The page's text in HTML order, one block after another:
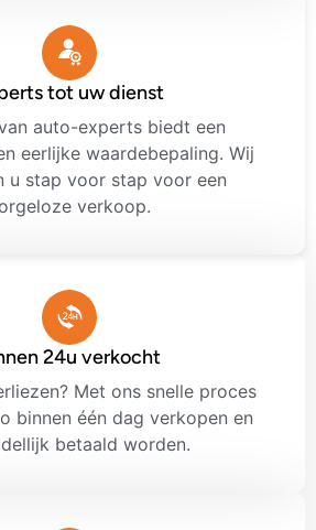
tot uw dienst
auto-experts biedt een
eerlijke waardebepaling. Wij
u stap voor stap voor een
verkoop.
24u verkocht
Met ons snelle proces
binnen één dag verkopen en
betaald worden.